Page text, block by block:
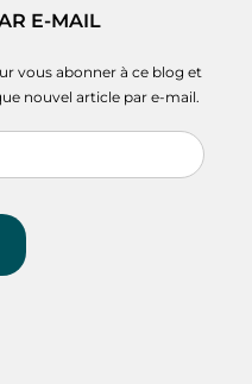
E-MAIL
vous abonner à ce blog et
nouvel article par e-mail.